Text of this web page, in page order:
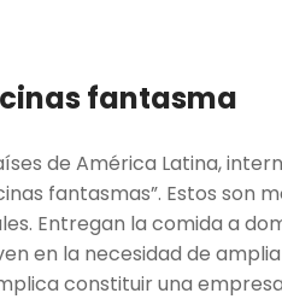
fantasma
de América Latina,
fantasmas”. Estos son
Entregan la comida a
en la necesidad de
constituir una